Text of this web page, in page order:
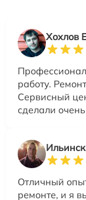
Хохлов
работу.
Сервисный
сделали
Отличный
ремонте, и я